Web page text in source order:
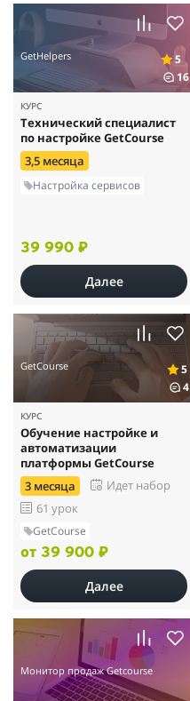
GetHelpers
5
16
КУРС
Технический специалист
по настройке GetCourse
3,5 месяца
Настройка сервисов
39 990 ₽
Далее
GetCourse
5
4
КУРС
Обучение настройке и
автоматизации
платформы GetCourse
3 месяца
Идет набор
61 урок
GetCourse
от 39 900 ₽
Далее
Монитор продаж Getcourse